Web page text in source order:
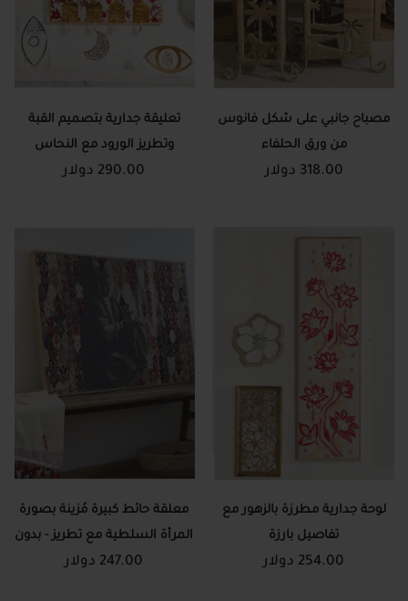
مصباح جانبي على شكل فانوس
من ورق الحلفاء
318.00 دولار
تعليقة جدارية بتصميم القبة
وتطريز الورود مع النحاس
والشراشيب
290.00 دولار
لوحة جدارية مطرزة بالزهور مع
تفاصيل بارزة
254.00 دولار
معلقة حائط كبيرة مُزينة بصورة
المرأة السلطية مع تطريز - بدون
اطار
247.00 دولار